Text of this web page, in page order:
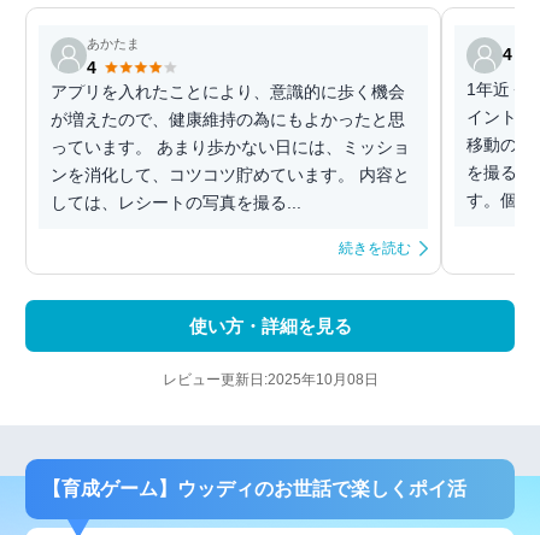
あかたま
4
アプリを入れたことにより、意識的に歩く機会
が増えたので、健康維持の為にもよかったと思
っています。 あまり歩かない日には、ミッショ
ンを消化して、コツコツ貯めています。 内容と
しては、レシートの写真を撮る...
続きを読む
4
1年近く
イントを
移動のほ
を撮るこ
す。個人
使い方・詳細を見る
レビュー更新日:2025年10月08日
【育成ゲーム】ウッディのお世話で楽しくポイ活